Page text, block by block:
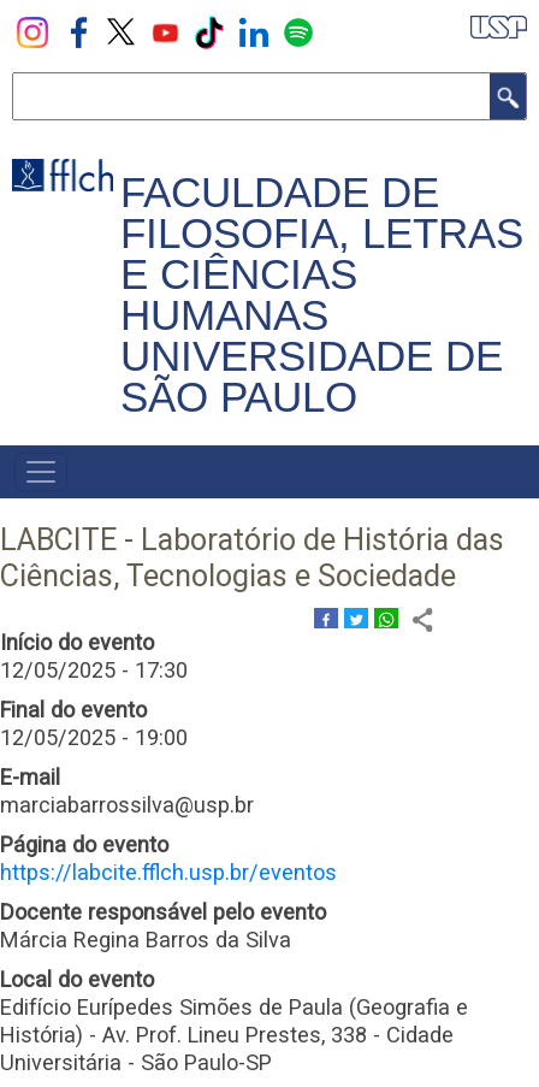
Pular
para
principal
FACULDADE DE
FILOSOFIA, LETRAS
E CIÊNCIAS
HUMANAS
UNIVERSIDADE DE
SÃO PAULO
NAVEGADOR
PRINCIPAL
LABCITE - Laboratório de História das
Ciências, Tecnologias e Sociedade
Início do evento
12/05/2025 - 17:30
Final do evento
12/05/2025 - 19:00
E-mail
marciabarrossilva@usp.br
Página do evento
https://labcite.fflch.usp.br/eventos
Docente responsável pelo evento
Márcia Regina Barros da Silva
Local do evento
Edifício Eurípedes Simões de Paula (Geografia e
História) - Av. Prof. Lineu Prestes, 338 - Cidade
Universitária - São Paulo-SP